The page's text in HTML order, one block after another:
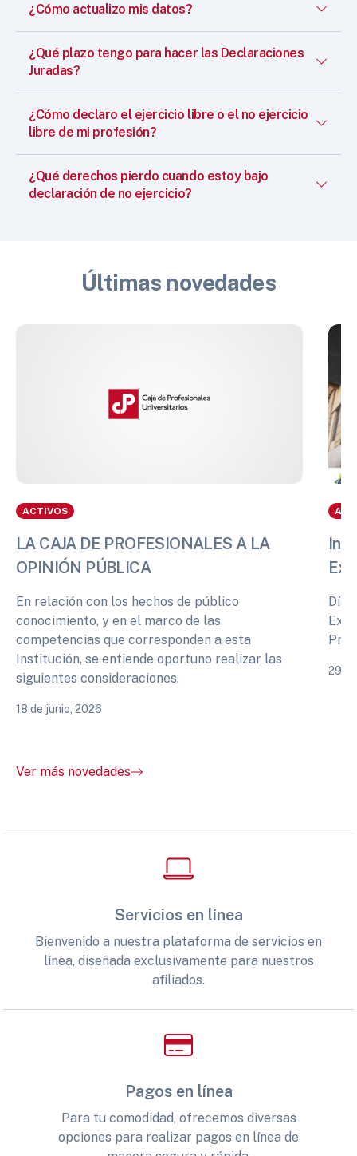
¿Cómo actualizo mis datos?
¿Qué plazo tengo para hacer las Declaraciones
Juradas?
¿Cómo declaro el ejercicio libre o el no ejercicio
libre de mi profesión?
¿Qué derechos pierdo cuando estoy bajo
declaración de no ejercicio?
Últimas novedades
ACTIVOS
LA CAJA DE PROFESIONALES A LA
OPINIÓN PÚBLICA
En relación con los hechos de público
conocimiento, y en el marco de las
competencias que corresponden a esta
Institución, se entiende oportuno realizar las
siguientes consideraciones.
18 de junio, 2026
29
Ver más novedades
Servicios en línea
Bienvenido a nuestra plataforma de servicios en
línea, diseñada exclusivamente para nuestros
afiliados.
Pagos en línea
Para tu comodidad, ofrecemos diversas
opciones para realizar pagos en línea de